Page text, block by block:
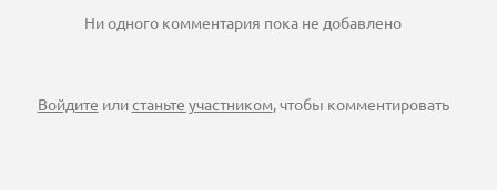
Ни одного комментария пока не добавлено
Войдите илистаньте участником, чтобы комментировать